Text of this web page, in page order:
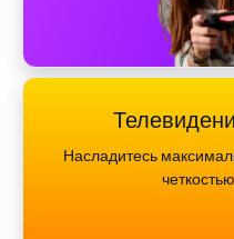
Насладитесь